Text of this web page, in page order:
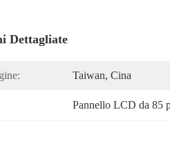
Dettagliate
Taiwan, Cina
Pannello LCD da 85